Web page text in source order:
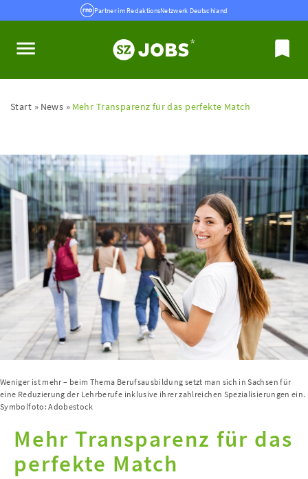
Partner im RedaktionsNetzwerk Deutschland
Start News Mehr Transparenz für das perfekte Match
Weniger ist mehr – beim Thema Berufsausbildung setzt man sich in Sachsen für
eine Reduzierung der Lehrberufe inklusive ihrer zahlreichen Spezialisierungen ein.
Symbolfoto: Adobestock
Mehr Transparenz für das
perfekte Match